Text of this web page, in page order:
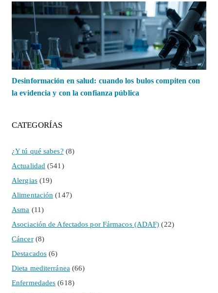
Desinformación en salud: cuando los bulos compiten con
la evidencia y con la confianza pública
CATEGORÍAS
¿Y tú qué sabes? (8)
Actualidad (541)
Alergias(19)
Alimentación (147)
Asma (11)
Asociación de Afectados por Fármacos (ADAF) (22)
Cáncer(8)
Destacados (6)
Dieta mediterránea(66)
Enfermedades (618)